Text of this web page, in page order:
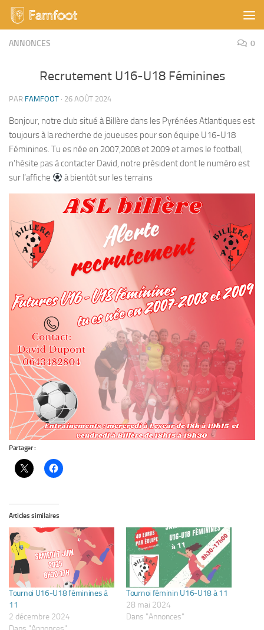
Skip to content
ANNONCES 0
Recrutement U16-U18 Féminines
PAR FAMFOOT · 26 AOÛT 2024
Bonjour, notre club situé à Billère dans les Pyrénées Atlantiques est
toujours à la recherche de joueuses pour son équipe U16-U18
Féminines. Tu es née en 2007,2008 et 2009 et aimes le football,
n’hésite pas à contacter David, notre président dont le numéro est
sur l’affiche
à bientôt sur les terrains
Partager :
Articles similaires
Tournoi U16-U18 féminines à
11
2 décembre 2024
Tournoi féminin U16-U18 à 11
28 mai 2024
Dans "Annonces"